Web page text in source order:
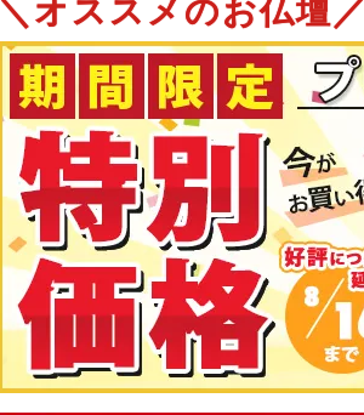
＼オススメのお仏壇／